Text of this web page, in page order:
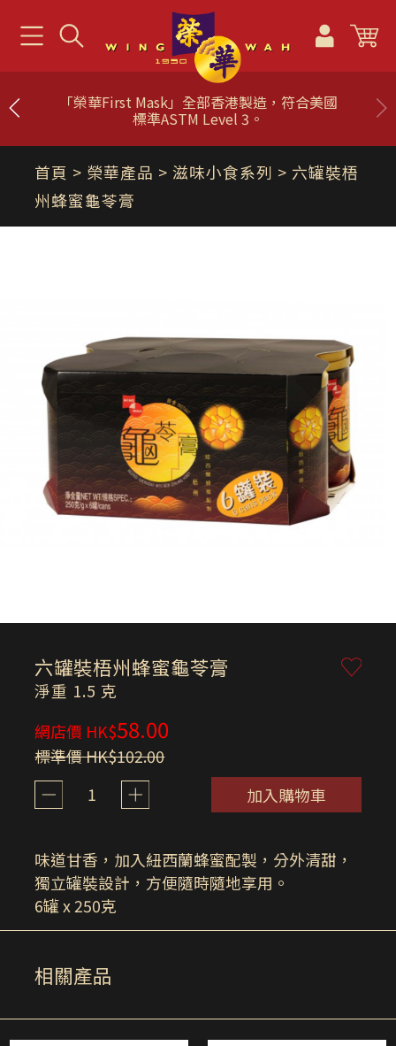
「榮華First Mask」全部香港製造，符合美國
標準ASTM Level 3。
首頁 > 榮華產品 >滋味小食系列 > 六罐裝梧
州蜂蜜龜苓膏
六罐裝梧州蜂蜜龜苓膏
淨重 1.5 克
網店價 HK$58.00
標準價 HK$102.00
1
加入購物車
味道甘香，加入紐西蘭蜂蜜配製，分外清甜，
獨立罐裝設計，方便隨時隨地享用。
6罐 x 250克
相關產品